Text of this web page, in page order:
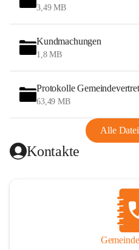
3,49 MB
Kundmachungen
1,8 MB
Protokolle
63,49 MB
Alle
Kontakte